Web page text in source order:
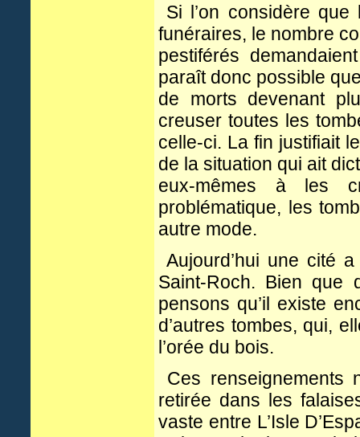
Si l’on considère
funéraires, le nombre
pestiférés
paraît donc possible
de morts devenant
creuser toutes les
celle-ci. La fin justifiait
de la situation qui ait
eux-mêmes à les
problématique, les
autre mode.
Aujourd’hui une cité
Saint-Roch. Bien que
pensons qu’il existe
d’autres tombes, qui,
l’orée du bois.
Ces renseignements
retirée dans les
vaste entre L’Isle